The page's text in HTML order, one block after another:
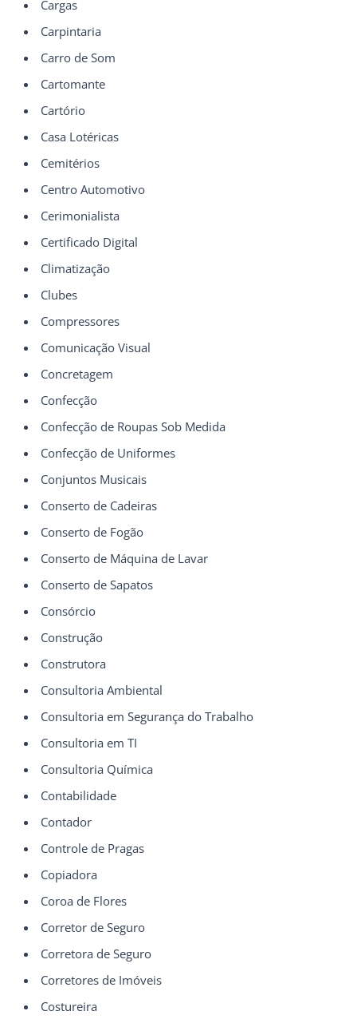
Cargas
Carpintaria
Carro de Som
Cartomante
Cartório
Casa Lotéricas
Cemitérios
Centro Automotivo
Cerimonialista
Certificado Digital
Climatização
Clubes
Compressores
Comunicação Visual
Concretagem
Confecção
Confecção de Roupas Sob Medida
Confecção de Uniformes
Conjuntos Musicais
Conserto de Cadeiras
Conserto de Fogão
Conserto de Máquina de Lavar
Conserto de Sapatos
Consórcio
Construção
Construtora
Consultoria Ambiental
Consultoria em Segurança do Trabalho
Consultoria em TI
Consultoria Química
Contabilidade
Contador
Controle de Pragas
Copiadora
Coroa de Flores
Corretor de Seguro
Corretora de Seguro
Corretores de Imóveis
Costureira